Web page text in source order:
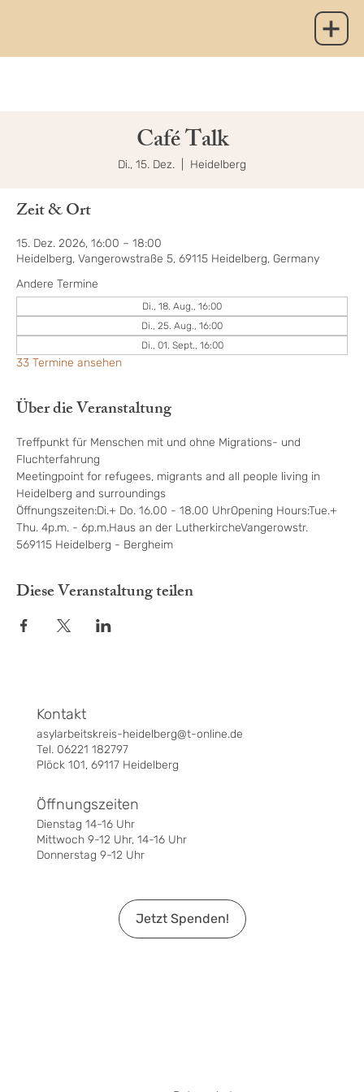
Café Talk
Di., 15. Dez. Heidelberg
Zeit & Ort
15. Dez. 2026, 16:00 – 18:00
Heidelberg, Vangerowstraße 5, 69115 Heidelberg, Germany
Andere Termine
Di., 18. Aug., 16:00
Di., 25. Aug., 16:00
Di., 01. Sept., 16:00
33 Termine ansehen
Über die Veranstaltung
Treffpunkt für Menschen mit und ohne Migrations- und
Fluchterfahrung
Meetingpoint for refugees, migrants and all people living in
Heidelberg and surroundings
Öffnungszeiten:Di.+ Do. 16.00 - 18.00 UhrOpening Hours:Tue.+
Thu. 4p.m. - 6p.m.Haus an der LutherkircheVangerowstr.
569115 Heidelberg - Bergheim
Diese Veranstaltung teilen
Jetzt Spenden!
asylarbeitskreis-heidelberg@t-online.de
Tel. 06221 182797
Plöck 101, 69117 Heidelberg
Kontakt
Dienstag 14-16 Uhr
Mittwoch 9-12 Uhr, 14-16 Uhr
Donnerstag 9-12 Uhr
Öffnungszeiten